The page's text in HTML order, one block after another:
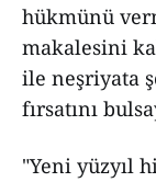
hükmünü
makalesini
ile neşriyata
fırsatını
"Yeni yüzyıl